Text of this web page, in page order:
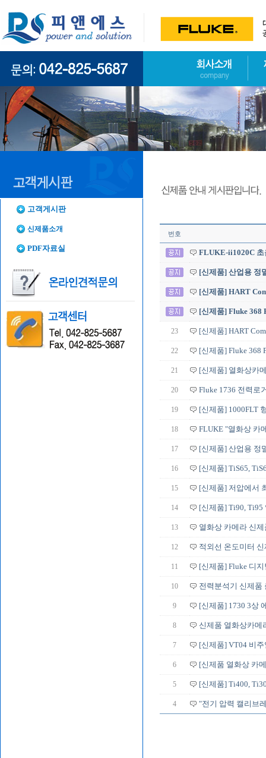
고객게시판
신제품소개
PDF자료실
번호
FLUKE-ii1020C 초
[신제품] 산업용 정
[신제품] HART
[신제품] Fluke 368
23 [신제품] HART
22 [신제품] Fluke 368
21 [신제품] 열화상카
20 Fluke 1736 전력로
19 [신제품] 1000FLT
18 FLUKE "열화상 카
17 [신제품] 산업용 정
16 [신제품] TiS65,
15 [신제품] 저압에서
14 [신제품] Ti90, Ti95
13 열화상 카메라 신제
12 적외선 온도미터 신
11 [신제품] Fluke 디
10 전력분석기 신제품
9 [신제품] 1730 3상
8 신제품 열화상카메
7 [신제품] VT04 비
6 [신제품 열화상 카
5 [신제품] Ti400,
4 "전기 압력 캘리브